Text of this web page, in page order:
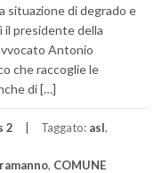
situazione di degrado e
il presidente della
Antonio
che raccoglie le
di […]
2 Taggato: asl,
, COMUNE